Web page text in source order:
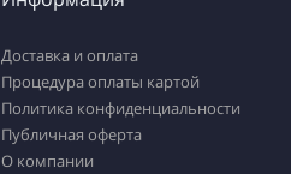
Доставка и оплата
Процедура оплаты картой
Политика конфиденциальности
Публичная оферта
О компании